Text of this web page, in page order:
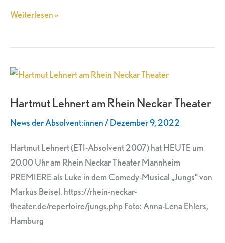
Weiterlesen »
Hartmut Lehnert am Rhein Neckar Theater
News der Absolvent:innen/Dezember 9, 2022
Hartmut Lehnert (ETI-Absolvent 2007) hat HEUTE um
20.00 Uhr am Rhein Neckar Theater Mannheim
PREMIERE als Luke in dem Comedy-Musical „Jungs“ von
Markus Beisel. https://rhein-neckar-
theater.de/repertoire/jungs.php Foto: Anna-Lena Ehlers,
Hamburg
Hartmut
am
Theater